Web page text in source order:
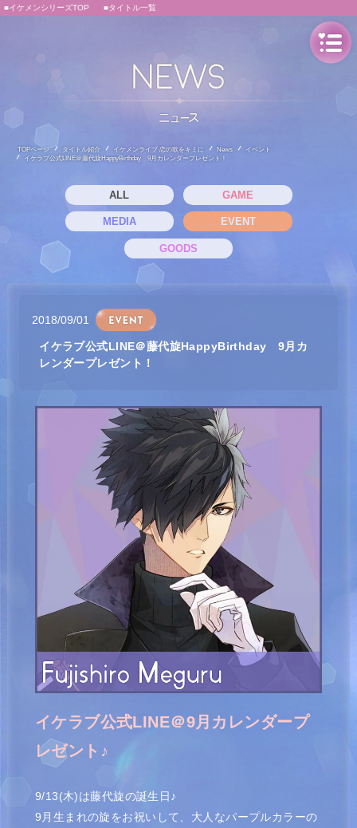
■イケメンシリーズTOP ■タイトル一覧
TOPページ タイトル紹介 イケメンライブ 恋の歌をキミに News
イベント
イケラブ公式LINE＠藤代旋HappyBirthday 9月カレンダープレゼント！
ALL GAME
MEDIA EVENT
GOODS
2018/09/01
イケラブ公式LINE＠藤代旋HappyBirthday 9月カ
レンダープレゼント！
イケラブ公式LINE＠9月カレンダープ
レゼント♪
9/13(木)は藤代旋の誕生日♪
9月生まれの旋をお祝いして、大人なパープルカラーの